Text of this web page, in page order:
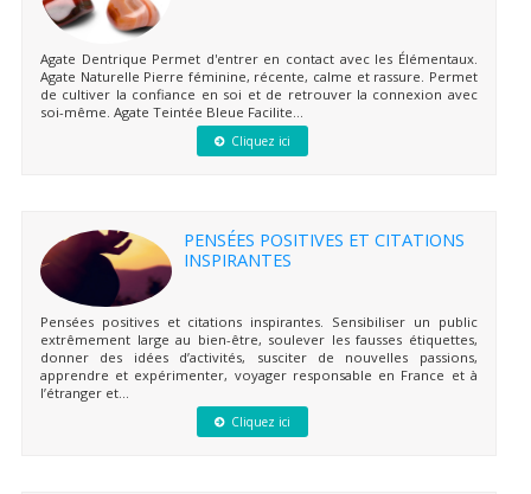
Agate Dentrique Permet d'entrer en contact avec les Élémentaux.
Agate Naturelle Pierre féminine, récente, calme et rassure. Permet
de cultiver la confiance en soi et de retrouver la connexion avec
soi-même. Agate Teintée Bleue Facilite...
Cliquez ici
PENSÉES POSITIVES ET CITATIONS
INSPIRANTES
Pensées positives et citations inspirantes. Sensibiliser un public
extrêmement large au bien-être, soulever les fausses étiquettes,
donner des idées d’activités, susciter de nouvelles passions,
apprendre et expérimenter, voyager responsable en France et à
l’étranger et...
Cliquez ici